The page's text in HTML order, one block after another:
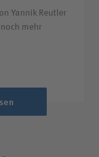
Yannik Reutler
mehr